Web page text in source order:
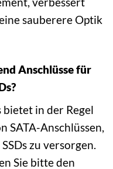
sauberere Optik
Anschlüsse für
bietet in der Regel
SATA-Anschlüssen,
zu versorgen.
Sie bitte den